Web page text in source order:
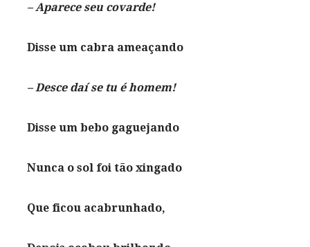
– Aparece seu covarde!
Disse um cabra ameaçando
– Desce daí se tu é homem!
Disse um bebo gaguejando
Nunca o sol foi tão xingado
Que ficou acabrunhado,